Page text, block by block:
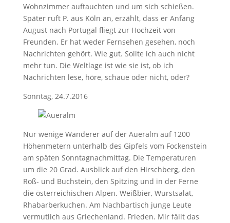
Wohnzimmer auftauchten und um sich schießen.
Später ruft P. aus Köln an, erzählt, dass er Anfang
August nach Portugal fliegt zur Hochzeit von
Freunden. Er hat weder Fernsehen gesehen, noch
Nachrichten gehört. Wie gut. Sollte ich auch nicht
mehr tun. Die Weltlage ist wie sie ist, ob ich
Nachrichten lese, höre, schaue oder nicht, oder?
Sonntag, 24.7.2016
Nur wenige Wanderer auf der Aueralm auf 1200
Höhenmetern unterhalb des Gipfels vom Fockenstein
am späten Sonntagnachmittag. Die Temperaturen
um die 20 Grad. Ausblick auf den Hirschberg, den
Roß- und Buchstein, den Spitzing und in der Ferne
die österreichischen Alpen. Weißbier, Wurstsalat,
Rhabarberkuchen. Am Nachbartisch junge Leute
vermutlich aus Griechenland. Frieden. Mir fällt das